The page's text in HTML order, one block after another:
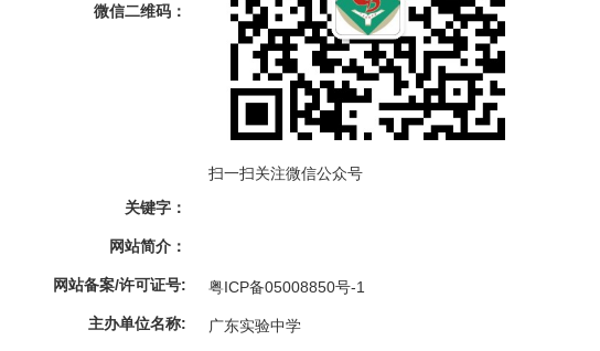
微信二维码：
扫一扫关注微信公众号
关键字：
网站简介：
网站备案/许可证号: 粤ICP备05008850号-1
主办单位名称: 广东实验中学